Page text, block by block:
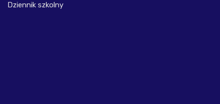
Dziennik szkolny